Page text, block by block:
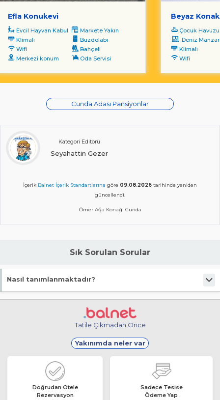
Efla Konukevi
Evcil Hayvan Kabul
Markete Yakın
Klimalı
Buzdolabı
Wifi
Bahçeli
Merkezi konum
Oda Servisi
Beyaz
Çocuk Havuzu
Deniz
Klimalı
Wifi
Cunda Adası Pansiyonlar
Kategori Editörü
Seyahattin Gezer
İçerik Balnet İçerik Standartlarına göre 09.08.2026 tarihinde yeniden
güncellendi.
Ömer Ağa Konağı Cunda
Sık Sorulan Sorular
Nasıl tanımlanmaktadır?
Tesis Butik Otel statüsündedir.
Tatile Çıkmadan Önce
Yakınımda neler var
Doğrudan Otele
Rezervasyon
Sadece Tesise
Ödeme Yap